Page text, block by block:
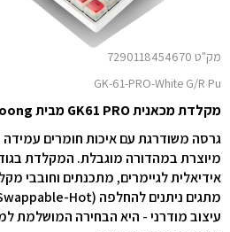
מק"ט 7290118454670
GK-61-PRO-White G/R Pu
מקלדת מכאנית GK61 PRO מבית Skyloong
גרסה משודרגת עם איכות חומרים עמידה
אידיאלית לגיימרים, מתכנתים וחובבי
עיצוב מודרני - היא הבחירה המושלמת